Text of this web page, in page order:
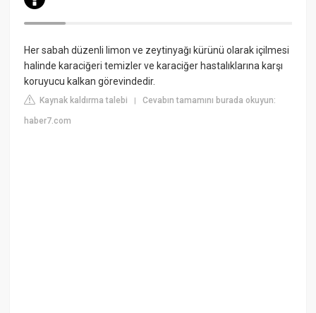
Her sabah düzenli limon ve zeytinyağı kürünü olarak içilmesi
halinde karaciğeri temizler ve karaciğer hastalıklarına karşı
koruyucu kalkan görevindedir.
Kaynak kaldırma talebi |Cevabın tamamını burada okuyun:
haber7.com